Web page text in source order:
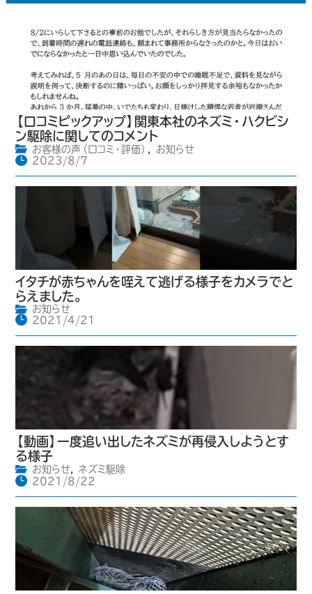
【口コミピックアップ】関東本社のネズミ・ハクビシ
ン駆除に関してのコメント
お客様の声（口コミ・評価）
お知らせ
2023/8/7
イタチが赤ちゃんを咥えて逃げる様子をカメラでと
らえました。
お知らせ
2021/4/21
【動画】一度追い出したネズミが再侵入しようとす
る様子
お知らせ,
ネズミ駆除
2021/8/22